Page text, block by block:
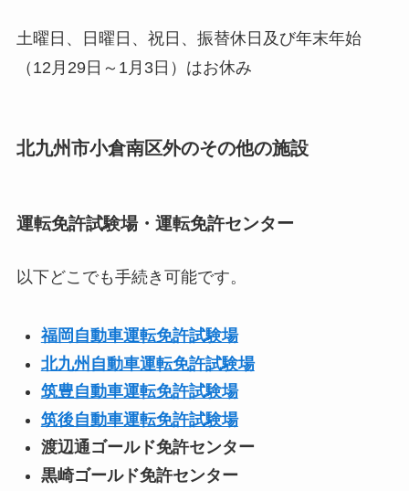
土曜日、日曜日、祝日、振替休日及び年末年始
（12月29日～1月3日）はお休み
北九州市小倉南区外のその他の施設
運転免許試験場・運転免許センター
以下どこでも手続き可能です。
福岡自動車運転免許試験場
北九州自動車運転免許試験場
筑豊自動車運転免許試験場
筑後自動車運転免許試験場
渡辺通ゴールド免許センター
黒崎ゴールド免許センター